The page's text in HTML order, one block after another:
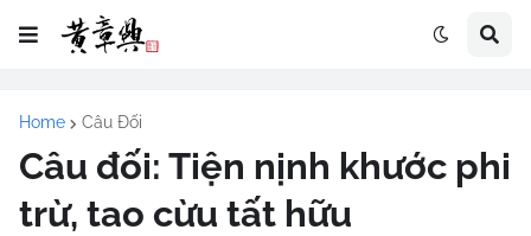
Home Câu Đối
Câu đối: Tiện nịnh khước phi
trừ, tao cừu tất hữu